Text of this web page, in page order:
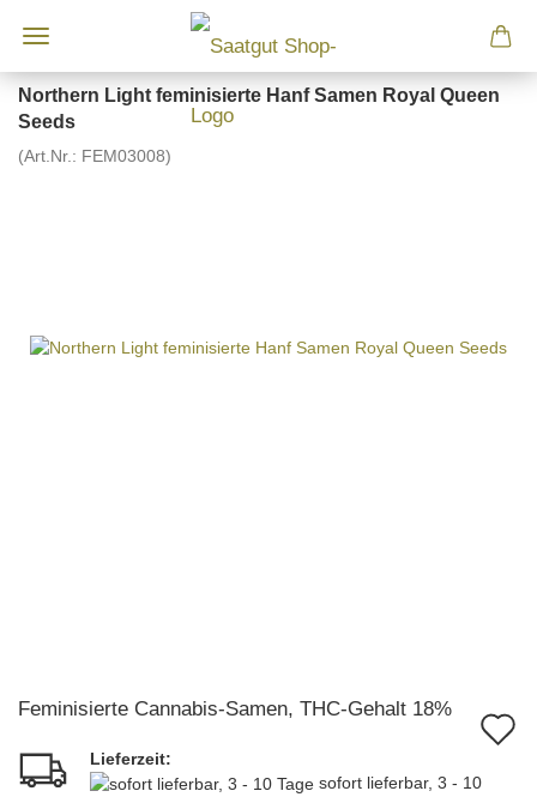
Northern Light feminisierte Hanf Samen Royal Queen
Seeds
(Art.Nr.: FEM03008)
Feminisierte Cannabis-Samen, THC-Gehalt 18%
Lieferzeit:
sofort lieferbar, 3 - 10